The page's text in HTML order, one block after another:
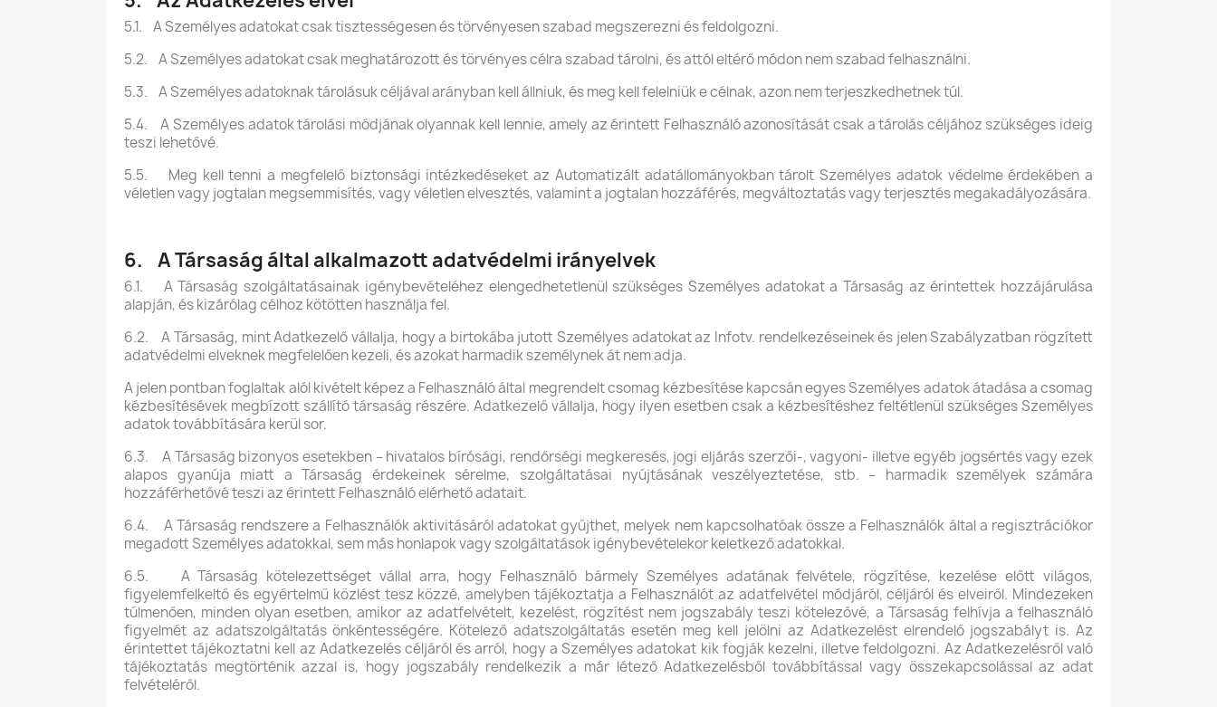
5.1. A Személyes adatokat csak tisztességesen és törvényesen szabad megszerezni és feldolgozni.
5.2. A Személyes adatokat csak meghatározott és törvényes célra szabad tárolni, és attól eltérő módon nem szabad felhasználni.
5.3. A Személyes adatoknak tárolásuk céljával arányban kell állniuk, és meg kell felelniük e célnak, azon nem terjeszkedhetnek túl.
5.4. A Személyes adatok tárolási módjának olyannak kell lennie, amely az érintett Felhasználó azonosítását csak a tárolás céljához szükséges ideig
teszi lehetővé.
5.5. Meg kell tenni a megfelelő biztonsági intézkedéseket az Automatizált adatállományokban tárolt Személyes adatok védelme érdekében a
véletlen vagy jogtalan megsemmisítés, vagy véletlen elvesztés, valamint a jogtalan hozzáférés, megváltoztatás vagy terjesztés megakadályozására.
6. A Társaság által alkalmazott adatvédelmi irányelvek
6.1. A Társaság szolgáltatásainak igénybevételéhez elengedhetetlenül szükséges Személyes adatokat a Társaság az érintettek hozzájárulása
alapján, és kizárólag célhoz kötötten használja fel.
6.2. A Társaság, mint Adatkezelő vállalja, hogy a birtokába jutott Személyes adatokat az Infotv. rendelkezéseinek és jelen Szabályzatban rögzített
adatvédelmi elveknek megfelelően kezeli, és azokat harmadik személynek át nem adja.
A jelen pontban foglaltak alól kivételt képez a Felhasználó által megrendelt csomag kézbesítése kapcsán egyes Személyes adatok átadása a csomag
kézbesítésévek megbízott szállító társaság részére. Adatkezelő vállalja, hogy ilyen esetben csak a kézbesítéshez feltétlenül szükséges Személyes
adatok továbbítására kerül sor.
6.3. A Társaság bizonyos esetekben – hivatalos bírósági, rendőrségi megkeresés, jogi eljárás szerzői-, vagyoni- illetve egyéb jogsértés vagy ezek
alapos gyanúja miatt a Társaság érdekeinek sérelme, szolgáltatásai nyújtásának veszélyeztetése, stb. – harmadik személyek számára
hozzáférhetővé teszi az érintett Felhasználó elérhető adatait.
6.4. A Társaság rendszere a Felhasználók aktivitásáról adatokat gyűjthet, melyek nem kapcsolhatóak össze a Felhasználók által a regisztrációkor
megadott Személyes adatokkal, sem más honlapok vagy szolgáltatások igénybevételekor keletkező adatokkal.
6.5. A Társaság kötelezettséget vállal arra, hogy Felhasználó bármely Személyes adatának felvétele, rögzítése, kezelése előtt világos,
figyelemfelkeltő és egyértelmű közlést tesz közzé, amelyben tájékoztatja a Felhasználót az adatfelvétel módjáról, céljáról és elveiről. Mindezeken
túlmenően, minden olyan esetben, amikor az adatfelvételt, kezelést, rögzítést nem jogszabály teszi kötelezővé, a Társaság felhívja a felhasználó
figyelmét az adatszolgáltatás önkéntességére. Kötelező adatszolgáltatás esetén meg kell jelölni az Adatkezelést elrendelő jogszabályt is. Az
érintettet tájékoztatni kell az Adatkezelés céljáról és arról, hogy a Személyes adatokat kik fogják kezelni, illetve feldolgozni. Az Adatkezelésről való
tájékoztatás megtörténik azzal is, hogy jogszabály rendelkezik a már létező Adatkezelésből továbbítással vagy összekapcsolással az adat
felvételéről.